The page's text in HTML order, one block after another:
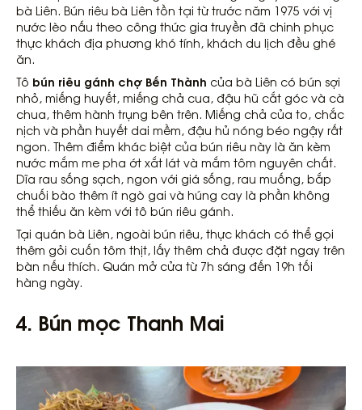
bà Liên. Bún riêu bà Liên tồn tại từ trước năm 1975 với vị
nước lèo nấu theo công thức gia truyền đã chinh phục
thực khách địa phương khó tính, khách du lịch đều ghé
ăn.
Tô bún riêu gánh chợ Bến Thành của bà Liên có bún sợi
nhỏ, miếng huyết, miếng chả cua, đậu hũ cắt góc và cà
chua, thêm hành trụng bên trên. Miếng chả của to, chắc
nịch và phần huyết dai mềm, đậu hủ nóng béo ngậy rất
ngon. Thêm điểm khác biệt của bún riêu này là ăn kèm
nước mắm me pha ớt xắt lát và mắm tôm nguyên chất.
Dĩa rau sống sạch, ngon với giá sống, rau muống, bắp
chuối bào thêm ít ngò gai và húng cay là phần không
thể thiếu ăn kèm với tô bún riêu gánh.
Tại quán bà Liên, ngoài bún riêu, thực khách có thể gọi
thêm gỏi cuốn tôm thịt, lấy thêm chả được đặt ngay trên
bàn nếu thích. Quán mở cửa từ 7h sáng đến 19h tối
hàng ngày.
4. Bún mọc Thanh Mai